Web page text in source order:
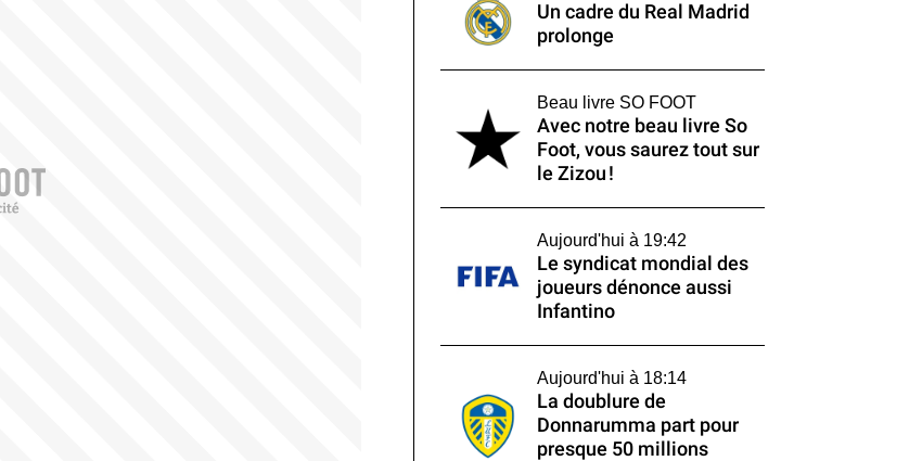
Un cadre du Real Madrid
prolonge
Beau livre SO FOOT
Avec notre beau livre So
Foot, vous saurez tout sur
le Zizou !
Aujourd'hui à 19:42
Le syndicat mondial des
joueurs dénonce aussi
Infantino
Aujourd'hui à 18:14
La doublure de
Donnarumma part pour
presque 50 millions